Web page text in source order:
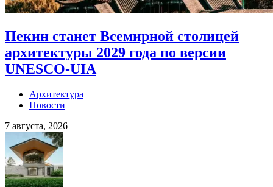
Пекин станет Всемирной столицей
архитектуры 2029 года по версии
UNESCO-UIA
Архитектура
Новости
7 августа, 2026